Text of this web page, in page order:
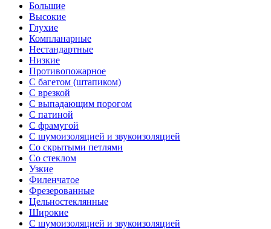
Большие
Высокие
Глухие
Компланарные
Нестандартные
Низкие
Противопожарное
С багетом (штапиком)
С врезкой
С выпадающим порогом
С патиной
С фрамугой
С шумоизоляцией и звукоизоляцией
Со скрытыми петлями
Со стеклом
Узкие
Филенчатое
Фрезерованные
Цельностеклянные
Широкие
С шумоизоляцией и звукоизоляцией